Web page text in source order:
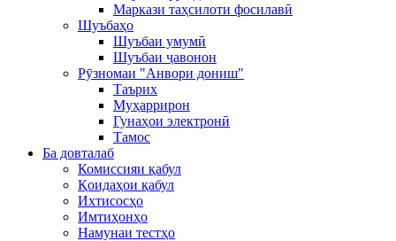
Маркази таҳсилоти фосилавӣ
Шуъбаҳо
Шуъбаи умумӣ
Шуъбаи ҷавонон
Рӯзномаи "Анвори дониш"
Таърих
Муҳаррирон
Гунаҳои электронӣ
Тамос
Ба довталаб
Комиссияи қабул
Қоидаҳои қабул
Ихтисосҳо
Имтиҳонҳо
Намунаи тестҳо